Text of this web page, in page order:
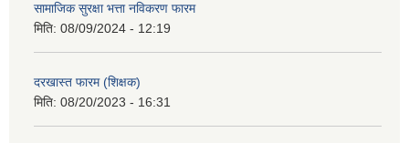
सामाजिक सुरक्षा भत्ता नविकरण फारम
मिति: 08/09/2024 - 12:19
दरखास्त फारम (शिक्षक)
मिति: 08/20/2023 - 16:31